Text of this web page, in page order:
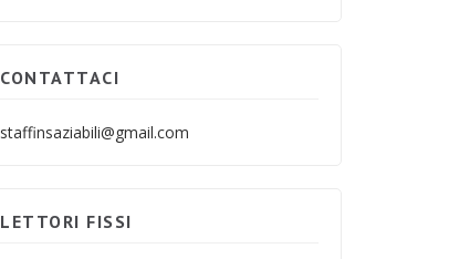
CONTATTACI
staffinsaziabili@gmail.com
LETTORI FISSI